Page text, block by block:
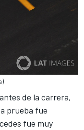
de la carrera,
prueba fue
fue muy